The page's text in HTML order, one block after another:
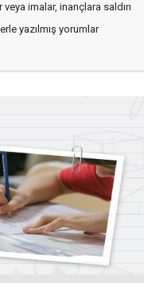
imalar, inançlara saldırı
yazılmış yorumlar